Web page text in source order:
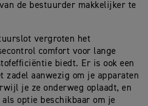
de bestuurder makkelijker te
vergroten het
comfort voor lange
biedt. Er is ook een
zadel aanwezig om je apparaten
je ze onderweg oplaadt, en
optie beschikbaar om je